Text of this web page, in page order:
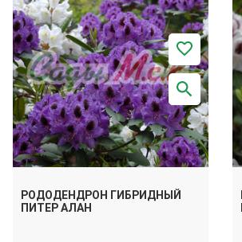
РОДОДЕНДРОН ГИБРИДНЫЙ
ПИТЕР АЛАН